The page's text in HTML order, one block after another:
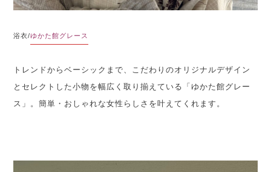
浴衣/ゆかた館グレース
トレンドからベーシックまで、こだわりのオリジナルデザイン
とセレクトした小物を幅広く取り揃えている「ゆかた館グレー
ス」。簡単・おしゃれな女性らしさを叶えてくれます。